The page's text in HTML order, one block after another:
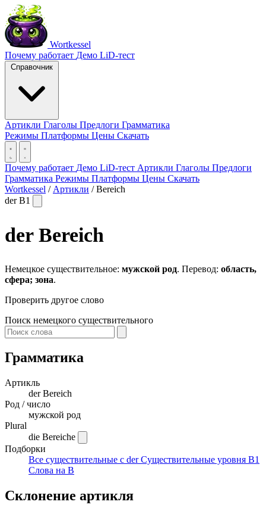
Wortkessel
Почему работает Демо LiD-тест
Справочник
Артикли Глаголы Предлоги Грамматика
Режимы Платформы Цены Скачать
Почему работает Демо LiD-тест Артикли Глаголы Предлоги
Грамматика Режимы Платформы Цены Скачать
Wortkessel / Артикли / Bereich
derB1
derBereich
Немецкое существительное: мужской род. Перевод: область,
сфера; зона.
Проверить другое слово
Поиск немецкого существительного
Грамматика
Артикль
derBereich
Род / число
мужской род
Plural
die Bereiche
Подборки
Все существительные с derСуществительные уровня B1
Слова на B
Склонение артикля